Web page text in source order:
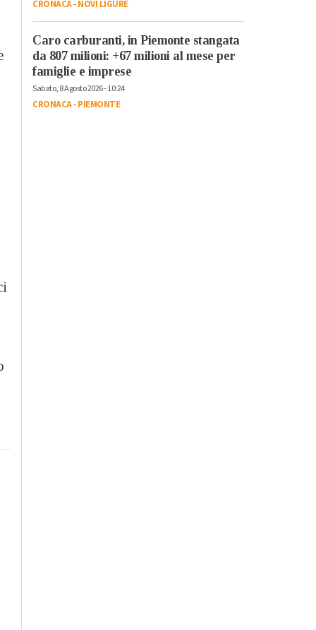
CRONACA-NOVI LIGURE
Caro carburanti, in Piemonte stangata
da 807 milioni: +67 milioni al mese per
famiglie e imprese
Sabato, 8 Agosto 2026 - 10:24
CRONACA-PIEMONTE